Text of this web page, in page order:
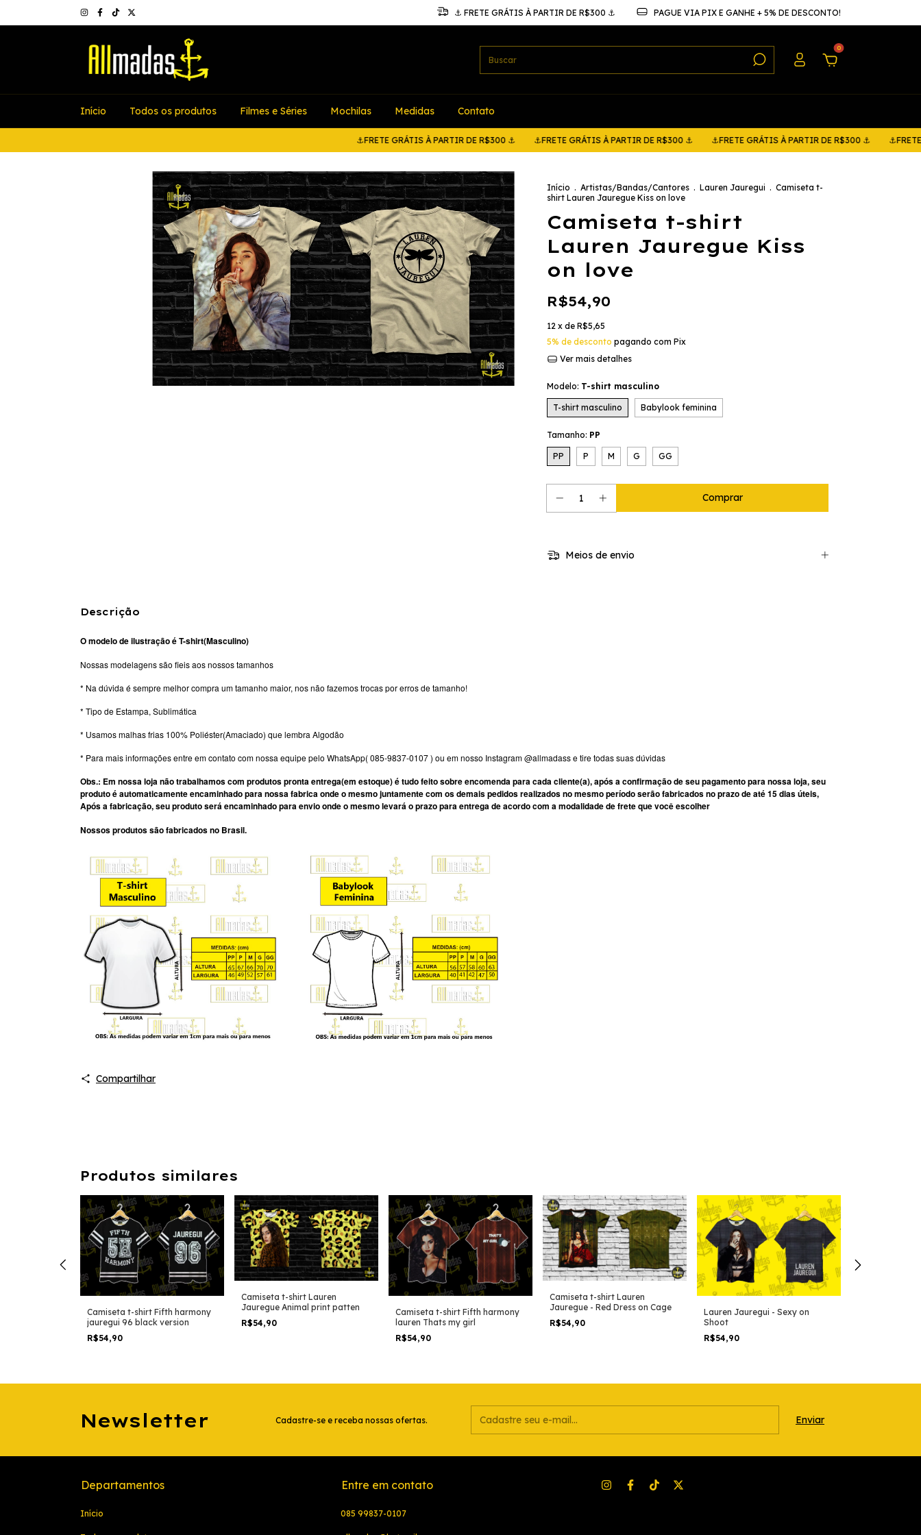
⚓ FRETE GRÁTIS À PARTIR DE R$300 ⚓ PAGUE VIA PIX E GANHE + 5% DE DESCONTO!
0
Início Todos os produtos Filmes e Séries Mochilas Medidas Contato
⚓FRETE GRÁTIS À PARTIR DE R$300 ⚓ ⚓FRETE GRÁTIS À PARTIR DE R$300 ⚓ ⚓FRETE GRÁTIS À PARTIR DE R$300 ⚓ ⚓FRETE
Início . Artistas/Bandas/Cantores . Lauren Jauregui . Camiseta t-
shirt Lauren Jauregue Kiss on love
Camiseta t-shirt
Lauren Jauregue Kiss
on love
R$54,90
12 x de R$5,65
5% de desconto pagando com Pix
Ver mais detalhes
Modelo: T-shirt masculino
T-shirt masculino Babylook feminina
Tamanho: PP
PP P M G GG
Meios de envio
Descrição
O modelo de ilustração é T-shirt(Masculino)
Nossas modelagens são fieis aos nossos tamanhos
* Na dúvida é sempre melhor compra um tamanho maior, nos não fazemos trocas por erros de tamanho!
* Tipo de Estampa, Sublimática
* Usamos malhas frias 100% Poliéster(Amaciado) que lembra Algodão
* Para mais informações entre em contato com nossa equipe pelo WhatsApp( 085-9837-0107 ) ou em nosso Instagram @allmadass e tire todas suas dúvidas
Obs.: Em nossa loja não trabalhamos com produtos pronta entrega(em estoque) é tudo feito sobre encomenda para cada cliente(a), após a confirmação de seu pagamento para nossa loja, seu
produto é automaticamente encaminhado para nossa fabrica onde o mesmo juntamente com os demais pedidos realizados no mesmo período serão fabricados no prazo de até 15 dias úteis,
Após a fabricação, seu produto será encaminhado para envio onde o mesmo levará o prazo para entrega de acordo com a modalidade de frete que você escolher
Nossos produtos são fabricados no Brasil.
Compartilhar
Produtos similares
Camiseta t-shirt Fifth harmony
jauregui 96 black version
R$54,90
Camiseta t-shirt Lauren
Jauregue Animal print patten
R$54,90
Camiseta t-shirt Fifth harmony
lauren Thats my girl
R$54,90
Camiseta t-shirt Lauren
Jauregue - Red Dress on Cage
R$54,90
Lauren Jauregui - Sexy on
Shoot
R$54,90
Newsletter Cadastre-se e receba nossas ofertas.
Departamentos
Início
Entre em contato
085 99837-0107